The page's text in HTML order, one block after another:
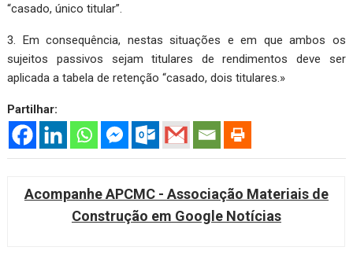
“casado, único titular”.
3. Em consequência, nestas situações e em que ambos os
sujeitos passivos sejam titulares de rendimentos deve ser
aplicada a tabela de retenção “casado, dois titulares.»
Partilhar:
Acompanhe APCMC - Associação Materiais de
Construção em Google Notícias